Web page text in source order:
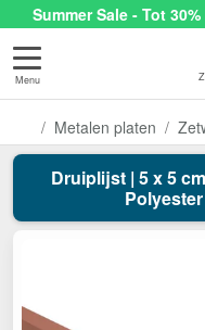
Summer Sale - Tot
Menu
Metalen platen
Druiplijst | 5 x 5